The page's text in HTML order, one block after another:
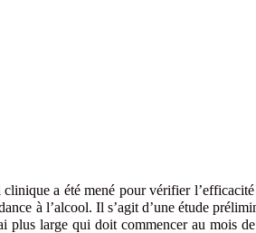
a été mené pour vérifier l’efficacité
à l’alcool. Il s’agit d’une étude
plus large qui doit commencer au mois